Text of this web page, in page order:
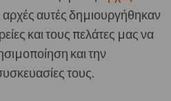
αρχές αυτές δημιουργήθηκαν
και τους πελάτες μας να
και την
τους.